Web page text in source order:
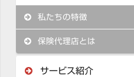
私たちの特徴
保険代理店とは
サービス紹介